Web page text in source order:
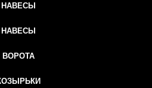
НАВЕСЫ
НАВЕСЫ
ВОРОТА